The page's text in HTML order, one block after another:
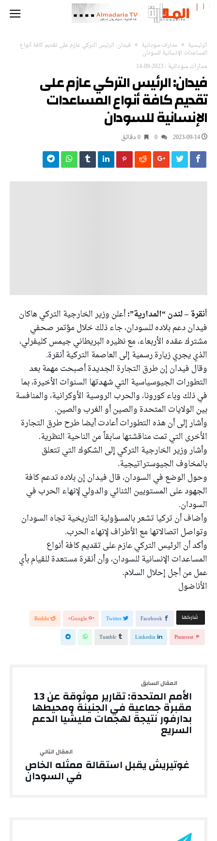
‫الرئيسية‬ مدارات سودانية فيدان: الرئيس التركي عازم على تقديم كافة أنواع
المساعدات الإنسانية للسودان
مدارات سودانية-
2023-09-14
فيدان: الرئيس التركي عازم على
تقديم كافة أنواع المساعدات
الإنسانية للسودان
2023-09-14 0 ‫دقائق‬
أنقرة – لندن “المدارية”:أعلن وزير الخارجية التركي هاكان
فيدان دعم بلاده للسودان، جاء ذلك خلال مؤتمر صحفي
مشترك عقده الأربعاء، مع نظيره البريطاني جيمس كليفرلي،
الذي يجري زيارة رسمية إلى العاصمة التركية أنقرة.
وقال فيدان إن طرق التجارة الجديدة أصبحت مهمة بعد
التطورات الجيوسياسية التي شهدتها السنوات الأخيرة، بما
في ذلك وباء كورونا، والحرب الروسية الأوكرانية، والمنافسة
بين الولايات المتحدة والصين أو الغرب والصين.
وأشار إلى أن هذه التطورات أعادت أيضا طرح طرق التجارة
الأخرى التي تمت مناقشتها سابقاً من الناحية النظرية.
وأشار وزير الخارجية التركي إلى الشكوك التي تتعلق
بالمخاوف الجيوستراتيجية.
وحول الوضع في السودان، قال فيدان إن بلاده تدعم كافة
الجهود على المستويين الثنائي والدولي لإنهاء الحرب في
السودان.
وأضاف أن تركيا تشعر بالمسؤولية التاريخية تجاه السودان
وتواصل اتصالاتها مع الأطراف لإنهاء الحرب.
وأكد أن الرئيس التركي عازم على تقديم كافة أنواع
المساعدات الإنسانية للسودان، وأن أنقرة مستعدة للقيام بأي
عمل من أجل إحلال السلام.
الأناضول
‫‫ شاركها‬ Facebook
Twitter
Google+
Reddit
Pinterest
Linkedin
Tumblr
الأمم المتحدة: تقارير موثوقة عن 13
مقبرة جماعية في الجنينة ومحيطها
بدارفور نتيجة لهجمات مليشيا الدعم
السريع
غوتيريش يقبل استقالة ممثله الخاص
في السودان